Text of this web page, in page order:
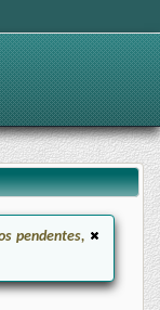
pendentes,